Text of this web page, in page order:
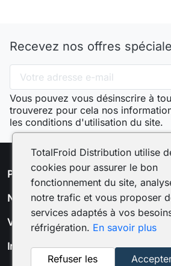
Recevez nos offres
Vous pouvez vous désinscrire à
trouverez pour cela nos
les conditions d'utilisation du site.
Produits
Notre société
Votre compte
Informations
TotalFroid Distribution utilise
cookies pour assurer le bon
fonctionnement du site,
notre trafic et vous proposer
services adaptés à vos
réfrigération. En savoir plus
Refuser les